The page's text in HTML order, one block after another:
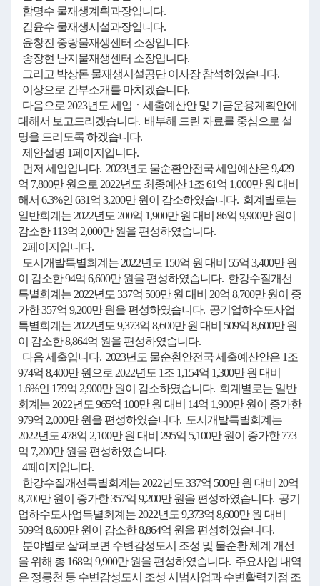
함명수 물재생계획과장입니다.
김윤수 물재생시설과장입니다.
윤창진 중랑물재생센터 소장입니다.
송장현 난지물재생센터 소장입니다.
그리고 박상돈 물재생시설공단 이사장 참석하였습니다.
이상으로 간부소개를 마치겠습니다.
다음으로 2023년도 세입ㆍ세출예산안 및 기금운용계획안에
대해서 보고드리겠습니다. 배부해 드린 자료를 중심으로 설
명을 드리도록 하겠습니다.
제안설명 1페이지입니다.
먼저 세입입니다. 2023년도 물순환안전국 세입예산은 9,429
억 7,800만 원으로 2022년도 최종예산 1조 61억 1,000만 원 대비
해서 6.3%인 631억 3,200만 원이 감소하였습니다. 회계별로는
일반회계는 2022년도 200억 1,900만 원 대비 86억 9,900만 원이
감소한 113억 2,000만 원을 편성하였습니다.
2페이지입니다.
도시개발특별회계는 2022년도 150억 원 대비 55억 3,400만 원
이 감소한 94억 6,600만 원을 편성하였습니다. 한강수질개선
특별회계는 2022년도 337억 500만 원 대비 20억 8,700만 원이 증
가한 357억 9,200만 원을 편성하였습니다. 공기업하수도사업
특별회계는 2022년도 9,373억 8,600만 원 대비 509억 8,600만 원
이 감소한 8,864억 원을 편성하였습니다.
다음 세출입니다. 2023년도 물순환안전국 세출예산안은 1조
974억 8,400만 원으로 2022년도 1조 1,154억 1,300만 원 대비
1.6%인 179억 2,900만 원이 감소하였습니다. 회계별로는 일반
회계는 2022년도 965억 100만 원 대비 14억 1,900만 원이 증가한
979억 2,000만 원을 편성하였습니다. 도시개발특별회계는
2022년도 478억 2,100만 원 대비 295억 5,100만 원이 증가한 773
억 7,200만 원을 편성하였습니다.
4페이지입니다.
한강수질개선특별회계는 2022년도 337억 500만 원 대비 20억
8,700만 원이 증가한 357억 9,200만 원을 편성하였습니다. 공기
업하수도사업특별회계는 2022년도 9,373억 8,600만 원 대비
509억 8,600만 원이 감소한 8,864억 원을 편성하였습니다.
분야별로 살펴보면 수변감성도시 조성 및 물순환 체계 개선
을 위해 총 168억 9,900만 원을 편성하였습니다. 주요사업 내역
은 정릉천 등 수변감성도시 조성 시범사업과 수변활력거점 조